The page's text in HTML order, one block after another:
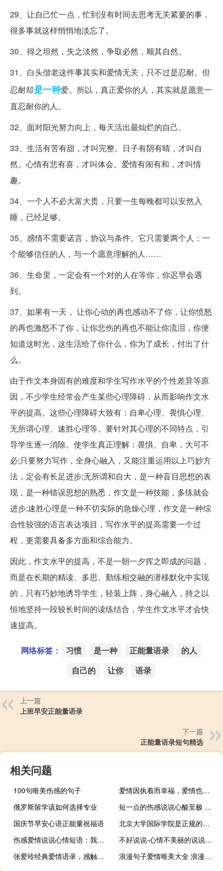
29、让自己忙一点，忙到没有时间去思考无关紧要的事，
很多事就这样悄悄地淡忘了。
30、得之坦然，失之淡然，争取必然，顺其自然。
31、白头偕老这件事其实和爱情无关，只不过是忍耐。但
忍耐却是一种爱。所以，真正爱你的人，其实就是愿意一
直忍耐你的人。
32、面对阳光努力向上，每天活出最灿烂的自己。
33、生活有苦有甜，才叫完整。日子有阴有晴，才叫自
然。心情有悲有喜，才叫体会。爱情有闹有和，才叫情
趣。
34、一个人不必大富大贵，只要一生每晚都可以安然入
睡，已经足够。
35、感情不需要诺言，协议与条件。它只需要两个人：一
个能够信任的人，与一个愿意理解的人……
36、生命里，一定会有一个对的人在等你，你迟早会遇
到。
37、如果有一天， 让你心动的再也感动不了你，让你愤怒
的再也激怒不了你，让你悲伤的再也不能让你流泪，你便
知道这时光，这生活给了你什么，你为了成长，付出了什
么。
由于作文本身固有的难度和学生写作水平的个性差异等原
因，不少学生经常会产生某些心理障碍，从而影响作文水
平的提高。这些心理障碍大致有：自卑心理、畏惧心理、
无所谓心理、速胜心理等。要针对其心理的不同特点，引
导学生逐一消除。使学生真正理解：畏惧、自卑，大可不
必;只要努力写作，全身心融入，又能注重运用以上巧妙方
法，定会有长足进步;无所谓和自大，是一种盲目思想的表
现，是一种错误思想的熟悉，作文是一种技能，多练就会
进步;速胜心理是一种不切实际的急燥心理，作文是一种综
合性较强的语言表达项目，写作水平的提高需要一个过
程，更需要具备多方面和综合能力。
因此，作文水平的提高，不是一朝一夕挥之即成的问题，
而是在长期的精读、多思、勤练相交融的潜移默化中实现
的，只有巧妙地诱导学生，轻装上阵，身心融入，持之以
恒地坚持一段较长时间的读练结合，学生作文水平才会快
速提高。
网络标签： 习惯 是一种 正能量语录
的人
自己的
让你 语录
上一篇
上班早安正能量语录
下一篇
正能量语录短句精选
相关问题
100句唯美伤感的句子
爱情因执着而幸福，爱情也因执着而痛苦-不衰的经典爱情语录
俄罗斯留学该如何选择专业
短一点的伤感说说心酸至极 放弃你放过自己的伤感说说
国庆节早安心语正能量祝福语
北京大学国际学院是正规的吗 北京大学国际关系学院
伤感爱情说说心情短语：我愿你好，即使后来的你与我全然无关
不好说说-心情不美丽的说说：别让不适合你的人带走最好的你
张爱玲经典爱情语录，感触的时候拿去来看看
浪漫句子爱情唯美大全 浪漫美好的心情短语